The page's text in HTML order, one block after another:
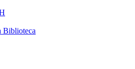
Biblioteca